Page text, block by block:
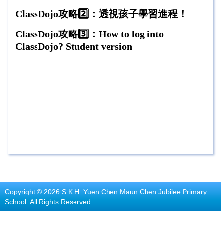
ClassDojo攻略2️⃣：透視孩子學習進程！
ClassDojo攻略3️⃣：How to log into
ClassDojo? Student version
Copyright © 2026 S.K.H. Yuen Chen Maun Chen Jubilee Primary
School. All Rights Reserved.